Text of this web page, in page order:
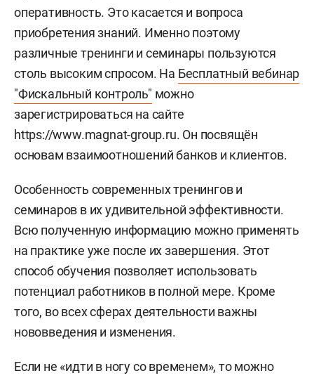
оперативность. Это касается и вопроса
приобретения знаний. Именно поэтому
различные тренинги и семинары пользуются
столь высоким спросом. На Бесплатный вебинар
"Фискальный контроль" можно
зарегистрироваться на сайте
https://www.magnat-group.ru. Он посвящён
основам взаимоотношений банков и клиентов.
Особенность современных тренингов и
семинаров в их удивительной эффективности.
Всю полученную информацию можно применять
на практике уже после их завершения. Этот
способ обучения позволяет использовать
потенциал работников в полной мере. Кроме
того, во всех сферах деятельности важны
нововведения и изменения.
Если не «идти в ногу со временем», то можно